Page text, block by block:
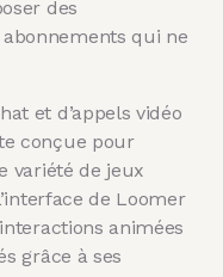
des
qui ne
et d’appels vidéo
conçue pour
variété de jeux
de Loomer
animées
grâce à ses